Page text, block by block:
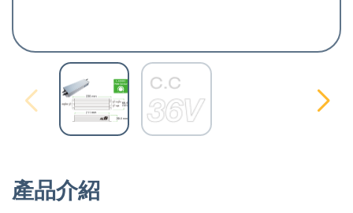
產品介紹